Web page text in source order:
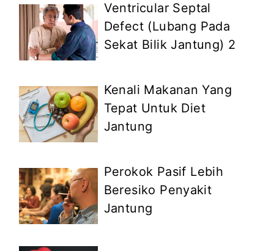
Ventricular Septal
Defect (Lubang Pada
Sekat Bilik Jantung) 2
Kenali Makanan Yang
Tepat Untuk Diet
Jantung
Perokok Pasif Lebih
Beresiko Penyakit
Jantung